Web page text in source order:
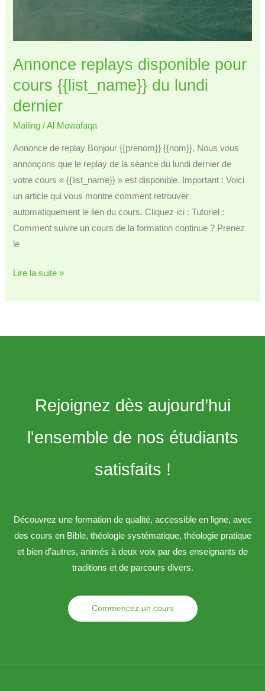
Annonce replays disponible pour
cours {{list_name}} du lundi
dernier
Mailing /Al Mowafaqa
Annonce de replay Bonjour {{prenom}} {{nom}}, Nous vous
annonçons que le replay de la séance du lundi dernier de
votre cours « {{list_name}} » est disponible. Important : Voici
un article qui vous montre comment retrouver
automatiquement le lien du cours. Cliquez ici : Tutoriel :
Comment suivre un cours de la formation continue ? Prenez
le
Annonce
disponible
cours
dernier
Lire la suite »
Rejoignez dès aujourd’hui
l'ensemble de nos étudiants
satisfaits !
Découvrez une formation de qualité, accessible en ligne, avec
des cours en Bible, théologie systématique, théologie pratique
et bien d’autres, animés à deux voix par des enseignants de
traditions et de parcours divers.
Commencez un cours